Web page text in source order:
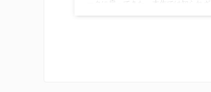
ークに戻ってきた。本作では知られざ